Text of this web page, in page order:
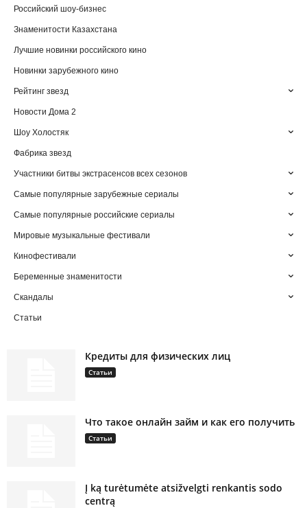
Российский шоу-бизнес
Знаменитости Казахстана
Лучшие новинки российского кино
Новинки зарубежного кино
Рейтинг звезд
Новости Дома 2
Шоу Холостяк
Фабрика звезд
Участники битвы экстрасенсов всех сезонов
Самые популярные зарубежные сериалы
Самые популярные российские сериалы
Мировые музыкальные фестивали
Кинофестивали
Беременные знаменитости
Скандалы
Статьи
Кредиты для физических лиц
Статьи
Что такое онлайн займ и как его получить
Статьи
Į ką turėtumėte atsižvelgti renkantis sodo
centrą